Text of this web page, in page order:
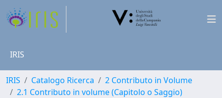
IRIS
IRIS Catalogo Ricerca
2 Contributo in Volume
2.1 Contributo in volume (Capitolo o Saggio)